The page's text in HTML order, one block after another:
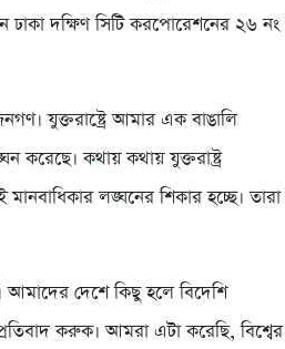
ঢাকা দক্ষিণ সিটি করপোরেশনের ২৬ নং
যুক্তরাষ্ট্রে আমার এক বাঙালি
করেছে। কথায় কথায় যুক্তরাষ্ট্র
মানবাধিকার লঙ্ঘনের শিকার হচ্ছে। তারা
আমাদের দেশে কিছু হলে বিদেশি
প্রতিবাদ করুক। আমরা এটা করেছি, বিশ্বের